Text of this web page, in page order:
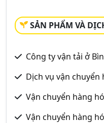
SẢN PHẨM VÀ
Công ty vận tải ở
Dịch vụ vận
Vận chuyển hàng
Vận chuyển hàng